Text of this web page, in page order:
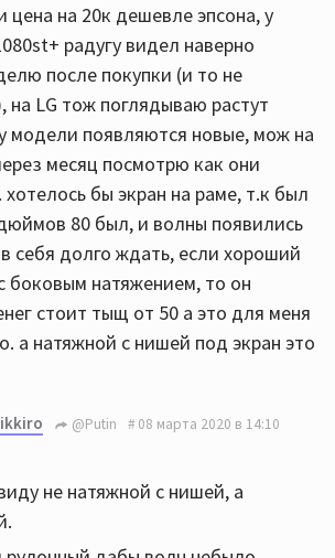
на 20к дешевле эпсона, у
радугу видел наверно
после покупки (и то не
на LG тож поглядываю растут
модели появляются новые, мож на
месяц посмотрю как они
хотелось бы экран на раме, т.к был
80 был, и волны появились
себя долго ждать, если хороший
боковым натяжением, то он
стоит тыщ от 50 а это для меня
а натяжной с нишей под экран это
@Putin 08 марта 2020 в 14:10
не натяжной с нишей, а